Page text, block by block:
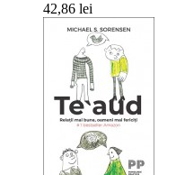
42,86 lei